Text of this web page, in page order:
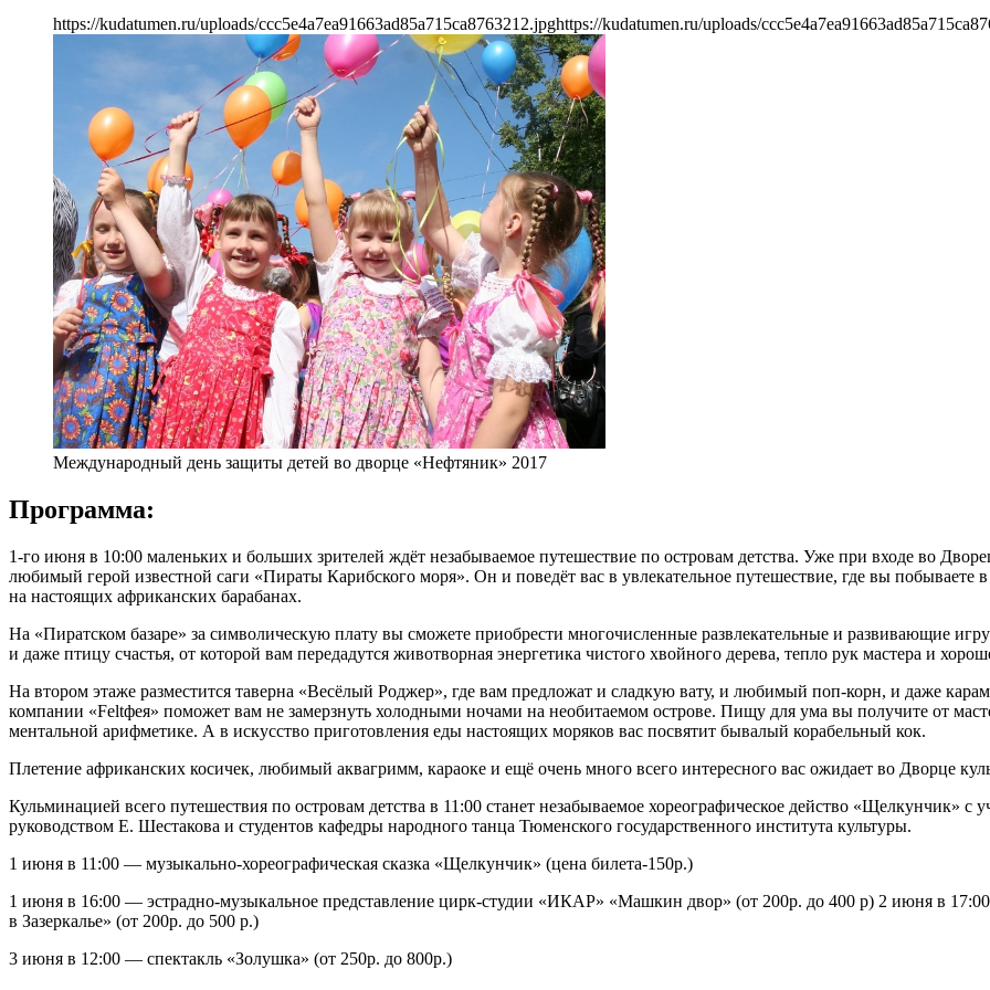
https://kudatumen.ru/uploads/ccc5e4a7ea91663ad85a715ca8763212.jpghttps://kudatumen.ru/uploads/
Международный день защиты детей во дворце «Нефтяник» 2017
Программа:
1-го июня в 10:00 маленьких и больших зрителей ждёт незабываемое путешествие по островам детства. Уже при входе во
любимый герой известной саги «Пираты Карибского моря». Он и поведёт вас в увлекательное путешествие, где вы побываете
на настоящих африканских барабанах.
На «Пиратском базаре» за символическую плату вы сможете приобрести многочисленные развлекательные и развивающие
и даже птицу счастья, от которой вам передадутся животворная энергетика чистого хвойного дерева, тепло рук мастера и
На втором этаже разместится таверна «Весёлый Роджер», где вам предложат и сладкую вату, и любимый поп-корн, и даже
компании «Feltфея» поможет вам не замерзнуть холодными ночами на необитаемом острове. Пищу для ума вы получите от
ментальной арифметике. А в искусство приготовления еды настоящих моряков вас посвятит бывалый корабельный кок.
Плетение африканских косичек, любимый аквагримм, караоке и ещё очень много всего интересного вас ожидает во Дворце
Кульминацией всего путешествия по островам детства в 11:00 станет незабываемое хореографическое действо «Щелкунчик» с
руководством Е. Шестакова и студентов кафедры народного танца Тюменского государственного института культуры.
1 июня в 11:00 — музыкально-хореографическая сказка «Щелкунчик» (цена билета-150р.)
1 июня в 16:00 — эстрадно-музыкальное представление цирк-студии «ИКАР» «Машкин двор» (от 200р. до 400 р) 2 июня в
в Зазеркалье» (от 200р. до 500 р.)
3 июня в 12:00 — спектакль «Золушка» (от 250р. до 800р.)